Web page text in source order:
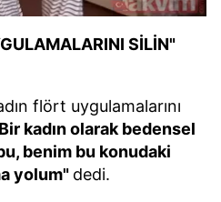
SİLİN"
flört uygulamalarını
kadın olarak bedensel
benim bu konudaki
yolum" dedi.